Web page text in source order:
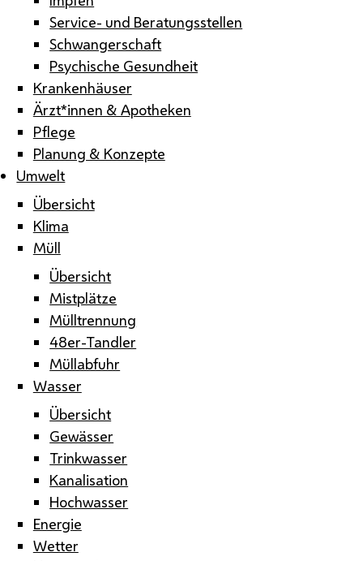
Service- und Beratungsstellen
Schwangerschaft
Psychische Gesundheit
Krankenhäuser
Ärzt*innen & Apotheken
Pflege
Planung & Konzepte
Umwelt
Übersicht
Klima
Müll
Übersicht
Mistplätze
Mülltrennung
48er-Tandler
Müllabfuhr
Wasser
Übersicht
Gewässer
Trinkwasser
Kanalisation
Hochwasser
Energie
Wetter